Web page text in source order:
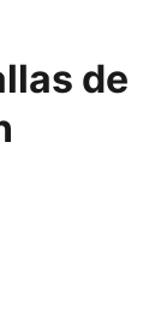
de